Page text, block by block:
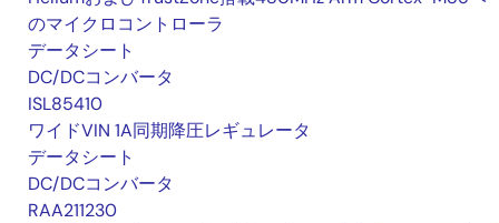
のマイクロコントローラ
データシート
DC/DCコンバータ
ISL85410
ワイドVIN 1A同期降圧レギュレータ
データシート
DC/DCコンバータ
RAA211230